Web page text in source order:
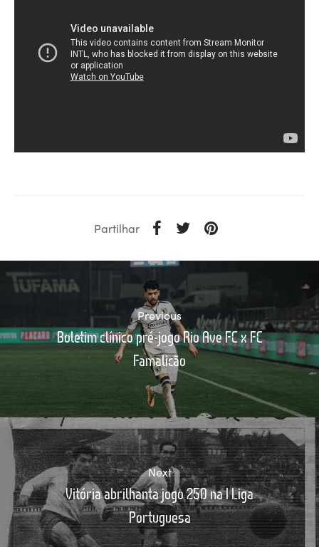
Partilhar
Previous
Boletim clínico pré-jogo Rio Ave FC x FC
Famalicão
Next
Vitória abrilhanta jogo 250 na I Liga
Portuguesa